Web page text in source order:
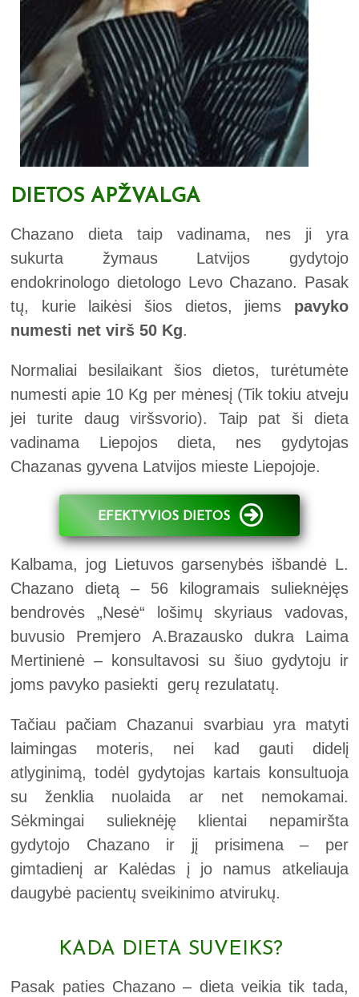
DIETOS APŽVALGA
Chazano dieta taip vadinama, nes ji yra
sukurta žymaus Latvijos gydytojo
endokrinologo dietologo Levo Chazano. Pasak
tų, kurie laikėsi šios dietos, jiems pavyko
numesti net virš 50 Kg.
Normaliai besilaikant šios dietos, turėtumėte
numesti apie 10 Kg per mėnesį (Tik tokiu atveju
jei turite daug viršsvorio). Taip pat ši dieta
vadinama Liepojos dieta, nes gydytojas
Chazanas gyvena Latvijos mieste Liepojoje.
EFEKTYVIOS DIETOS
Kalbama, jog Lietuvos garsenybės išbandė L.
Chazano dietą – 56 kilogramais sulieknėjęs
bendrovės „Nesė“ lošimų skyriaus vadovas,
buvusio Premjero A.Brazausko dukra Laima
Mertinienė – konsultavosi su šiuo gydytoju ir
joms pavyko pasiekti gerų rezulatatų.
Tačiau pačiam Chazanui svarbiau yra matyti
laimingas moteris, nei kad gauti didelį
atlyginimą, todėl gydytojas kartais konsultuoja
su ženklia nuolaida ar net nemokamai.
Sėkmingai sulieknėję klientai nepamiršta
gydytojo Chazano ir jį prisimena – per
gimtadienį ar Kalėdas į jo namus atkeliauja
daugybė pacientų sveikinimo atvirukų.
KADA DIETA SUVEIKS?
Pasak paties Chazano – dieta veikia tik tada,